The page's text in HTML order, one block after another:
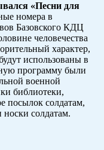
«Песни для
номера в
Базовского КДЦ
человечества
характер,
использованы в
программу были
военной
библиотеки,
посылок солдатам,
носки солдатам.